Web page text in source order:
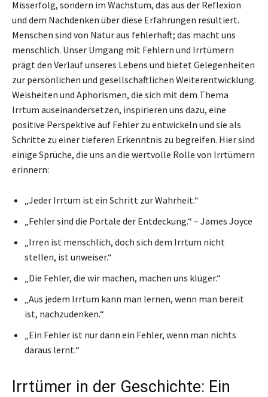
Misserfolg, sondern im Wachstum, das aus der Reflexion
und dem Nachdenken über diese Erfahrungen resultiert.
Menschen sind von Natur aus fehlerhaft; das macht uns
menschlich. Unser Umgang mit Fehlern und Irrtümern
prägt den Verlauf unseres Lebens und bietet Gelegenheiten
zur persönlichen und gesellschaftlichen Weiterentwicklung.
Weisheiten und Aphorismen, die sich mit dem Thema
Irrtum auseinandersetzen, inspirieren uns dazu, eine
positive Perspektive auf Fehler zu entwickeln und sie als
Schritte zu einer tieferen Erkenntnis zu begreifen. Hier sind
einige Sprüche, die uns an die wertvolle Rolle von Irrtümern
erinnern:
„Jeder Irrtum ist ein Schritt zur Wahrheit.“
„Fehler sind die Portale der Entdeckung.“ – James Joyce
„Irren ist menschlich, doch sich dem Irrtum nicht
stellen, ist unweiser.“
„Die Fehler, die wir machen, machen uns klüger.“
„Aus jedem Irrtum kann man lernen, wenn man bereit
ist, nachzudenken.“
„Ein Fehler ist nur dann ein Fehler, wenn man nichts
daraus lernt.“
Irrtümer in der Geschichte: Ein